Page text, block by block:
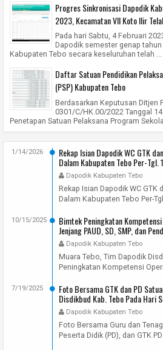
Progres Sinkronisasi Dapodik
2023, Kecamatan VII Koto Ilir
Pada hari Sabtu, 4 Februari
Dapodik semester genap
Kabupaten Tebo secara keseluruhan telah ...
Daftar Satuan Pendidikan
(PSP) Kabupaten Tebo
Berdasarkan Keputusan Ditjen
0301/C/HK.00/2022 Tanggal
Penetapan Satuan Pelaksana Program
Rekap Isian Dapodik WC GTK
Dalam Kabupaten Tebo Per-Tgl.
Dapodik Kabupaten Tebo
1/14/2026
Rekap Isian Dapodik WC GTK
Dalam Kabupaten Tebo Per-
Bimtek Peningkatan
Jenjang PAUD, SD, SMP, dan
Kabupaten Tebo Tahun 2025
Dapodik Kabupaten Tebo
10/15/2025
Muara Tebo, Tim Dapodik
Peningkatan Kompetensi
Foto Bersama GTK dan PD
Disdikbud Kab. Tebo Pada Hari
Dapodik Kabupaten Tebo
7/19/2025
Foto Bersama Guru dan
Peserta Didik (PD), dan GTK